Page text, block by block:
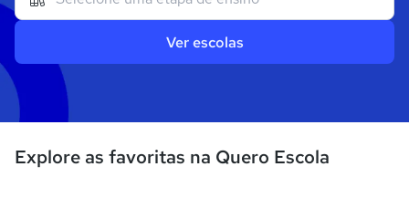
Ver escolas
Explore as favoritas na Quero Escola